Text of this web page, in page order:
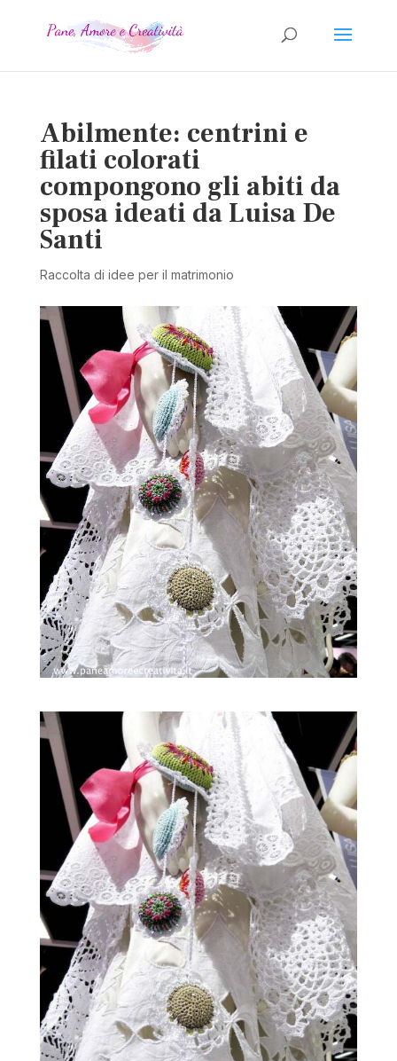
Abilmente: centrini e
filati colorati
compongono gli abiti da
sposa ideati da Luisa De
Santi
Raccolta di idee per il matrimonio